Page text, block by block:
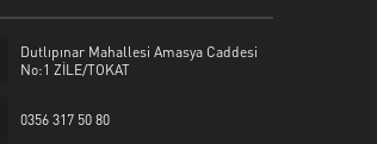
Dutlıpınar Mahallesi Amasya Caddesi
No:1 ZİLE/TOKAT
0356 317 50 80